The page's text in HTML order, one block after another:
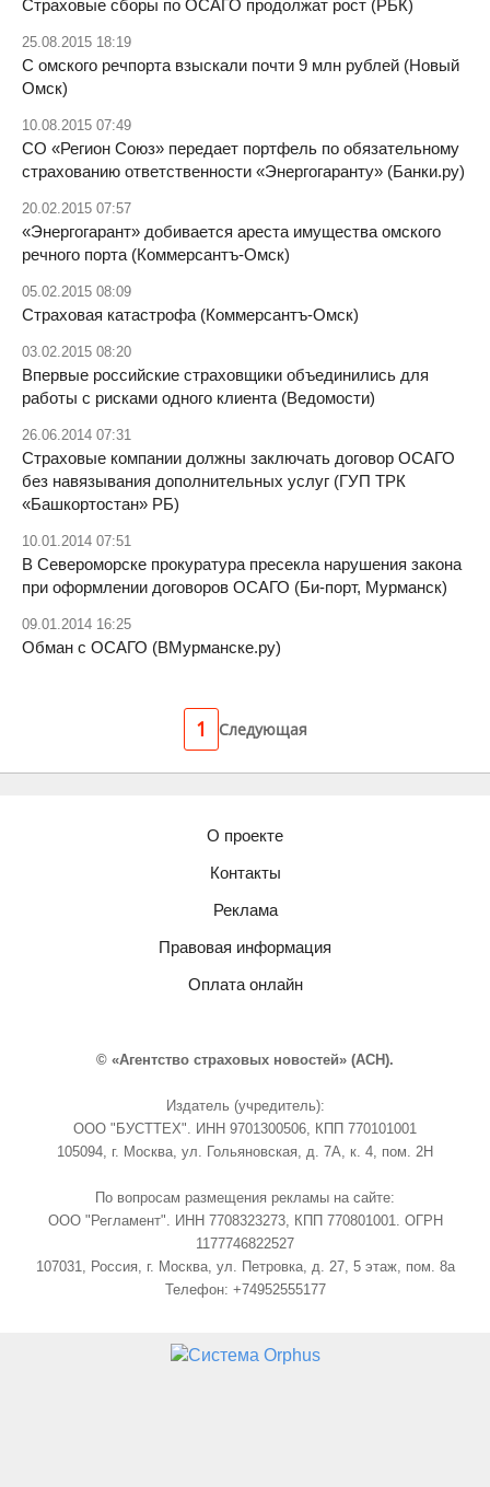
Страховые сборы по ОСАГО продолжат рост (РБК)
25.08.2015 18:19
С омского речпорта взыскали почти 9 млн рублей (Новый
Омск)
10.08.2015 07:49
СО «Регион Союз» передает портфель по обязательному
страхованию ответственности «Энергогаранту» (Банки.ру)
20.02.2015 07:57
«Энергогарант» добивается ареста имущества омского
речного порта (Коммерсантъ-Омск)
05.02.2015 08:09
Страховая катастрофа (Коммерсантъ-Омск)
03.02.2015 08:20
Впервые российские страховщики объединились для
работы с рисками одного клиента (Ведомости)
26.06.2014 07:31
Страховые компании должны заключать договор ОСАГО
без навязывания дополнительных услуг (ГУП ТРК
«Башкортостан» РБ)
10.01.2014 07:51
В Североморске прокуратура пресекла нарушения закона
при оформлении договоров ОСАГО (Би-порт, Мурманск)
09.01.2014 16:25
Обман с ОСАГО (ВМурманске.ру)
1 Следующая
О проекте
Контакты
Реклама
Правовая информация
Оплата онлайн
© «Агентство страховых новостей» (АСН).
Издатель (учредитель):
ООО "БУСТТЕХ". ИНН 9701300506, КПП 770101001
105094, г. Москва, ул. Гольяновская, д. 7А, к. 4, пом. 2Н
По вопросам размещения рекламы на сайте:
ООО "Регламент". ИНН 7708323273, КПП 770801001. ОГРН
1177746822527
107031, Россия, г. Москва, ул. Петровка, д. 27, 5 этаж, пом. 8а
Телефон: +74952555177